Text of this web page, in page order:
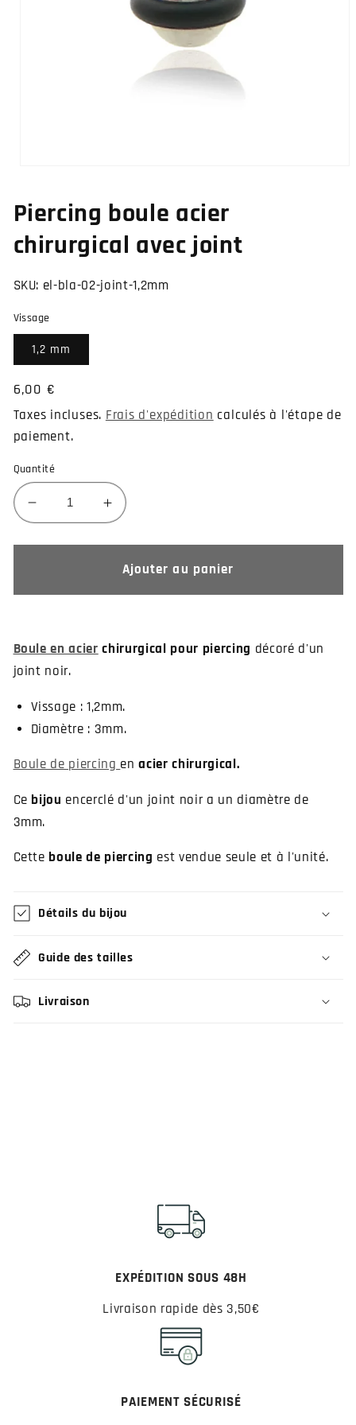
1
dans
fenêtre
modale
Piercing boule acier
chirurgical avec joint
SKU: el-bla-02-joint-1,2mm
Vissage
1,2 mm
Prix
habituel
6,00 €
Taxes incluses.Frais d'expéditioncalculés à l'étape de
paiement.
Quantité
Réduire
la
quantité
avec
joint
Augmenter
la
quantité
de
avec
Ajouter au panier
Boule en acierchirurgical pour piercing décoré d'un
joint noir.
Vissage : 1,2mm.
Diamètre : 3mm.
Boule de piercingenacier chirurgical.
Ce bijou encerclé d'un joint noir a un diamètre de
3mm.
Cette boule de piercing est vendue seule et à l'unité.
Détails du bijou
Guide des tailles
Livraison
EXPÉDITION SOUS 48H
Livraison rapide dès 3,50€
PAIEMENT SÉCURISÉ